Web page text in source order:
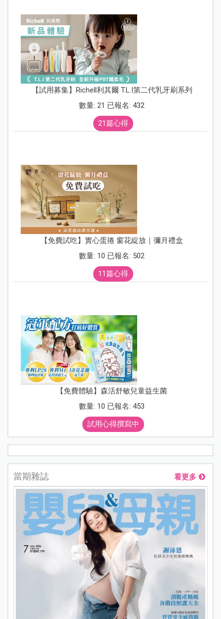
【試用募集】Richell利其爾 T.L.I第二代乳牙刷系列
數量: 21 已報名: 432
21篇心得
【免費試吃】實心蛋捲 窗花綻放｜彌月禮盒
數量: 10 已報名: 502
11篇心得
【免費體驗】森活舒敏兒童益生菌
數量: 10 已報名: 453
試用心得撰寫中
當期雜誌 看更多